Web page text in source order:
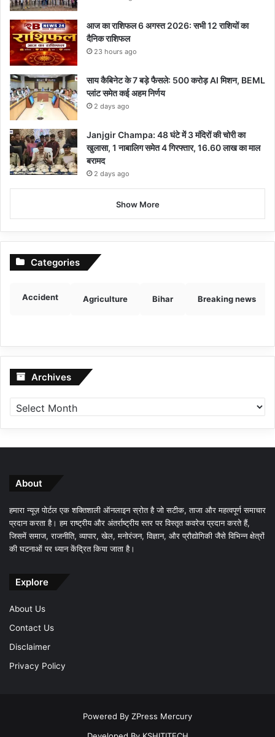
आज का राशिफल 6 अगस्त 2026: सभी 12 राशियों का
दैनिक राशिफल
23 hours ago
साय कैबिनेट के 7 बड़े फैसले: 500 करोड़ AI मिशन, BEML
प्लांट समेत कई अहम निर्णय
2 days ago
Janjgir Champa: 48 घंटे में 3 मंदिरों की चोरी का
खुलासा, 1 नाबालिग समेत 4 गिरफ्तार, 16.60 लाख का माल
बरामद
2 days ago
Show More
Categories
Accident Agriculture Bihar Breaking news
Archives Archives
About
हमारा न्यूज़ पोर्टल एक शक्तिशाली ऑनलाइन स्रोत है जो सटीक, ताजा और महत्वपूर्ण समाचार
प्रदान करता है। हम राष्ट्रीय और अंतर्राष्ट्रीय स्तर पर विस्तृत कवरेज प्रदान करते हैं,
जिसमें समाज, राजनीति, व्यापार, खेल, मनोरंजन, विज्ञान, और प्रौद्योगिकी जैसे विभिन्न क्षेत्रों
की घटनाओं पर ध्यान केंद्रित किया जाता है।
Explore
About Us
Contact Us
Disclaimer
Privacy Policy
Powered By ZPress Mercury